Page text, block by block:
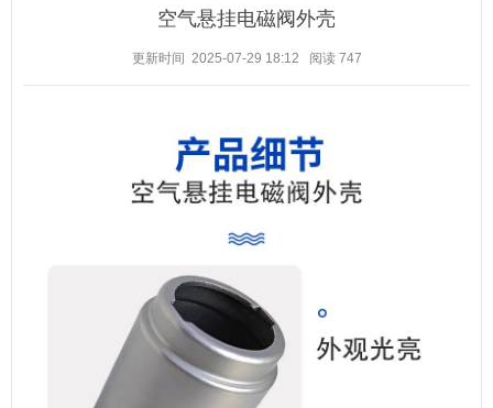
空气悬挂电磁阀外壳
更新时间 2025-07-29 18:12 阅读 747